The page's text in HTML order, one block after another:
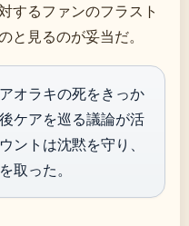
するファンのフラスト
と見るのが妥当だ。
オラキの死をきっか
ケアを巡る議論が活
ントは沈黙を守り、
取った。